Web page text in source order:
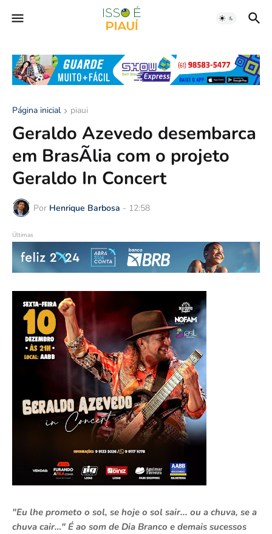
Página inicial piaui
Geraldo Azevedo desembarca
em BrasÃ­lia com o projeto
Geraldo In Concert
Por Henrique Barbosa - 12:58
Últimas
"Eu lhe prometo o sol, se hoje o sol sair... ou a chuva, se a
chuva cair…" É ao som de Dia Branco e demais sucessos